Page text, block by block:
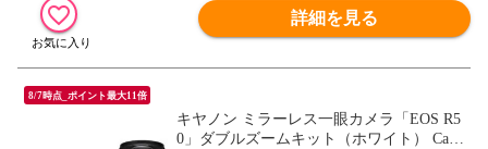
詳細を見る
8/7時点_ポイント最大11倍
キヤノン ミラーレス一眼カメラ「EOS R5
0」ダブルズームキット（ホワイト） Cano